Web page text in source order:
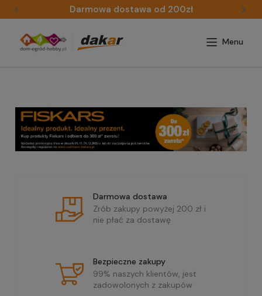
Darmowa dostawa od 200zł
Darmowa dostawa
Zrób zakupy powyżej 200 zł i
nie płać za dostawę
Bezpieczne zakupy
99% naszych klientów, jest
zadowolonych z zakupów